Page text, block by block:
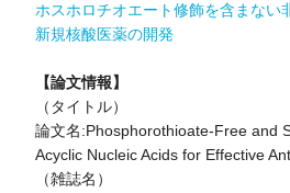
ホスホロチオエート修飾を含まない
新規核酸医薬の開発
【論文情報】
（タイトル）
論文名:Phosphorothioate-Free and
Acyclic Nucleic Acids for Effective
（雑誌名）